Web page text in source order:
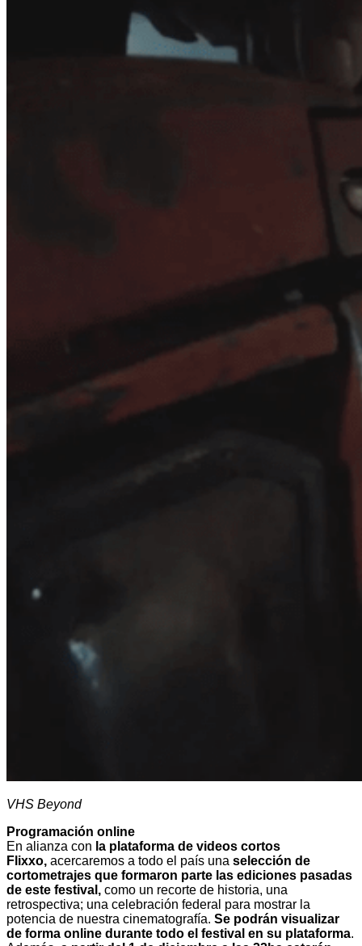
VHS Beyond
Programación online
En alianza con la plataforma de videos cortos
Flixxo, acercaremos a todo el país una selección de
cortometrajes que formaron parte las ediciones pasadas
de este festival, como un recorte de historia, una
retrospectiva; una celebración federal para mostrar la
potencia de nuestra cinematografía. Se podrán visualizar
de forma online durante todo el festival en su plataforma.